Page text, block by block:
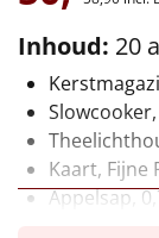
Vrouwen
Duurzaam
Leuke
Inhoud: 20
Kaart, Fijne
Appelsap,